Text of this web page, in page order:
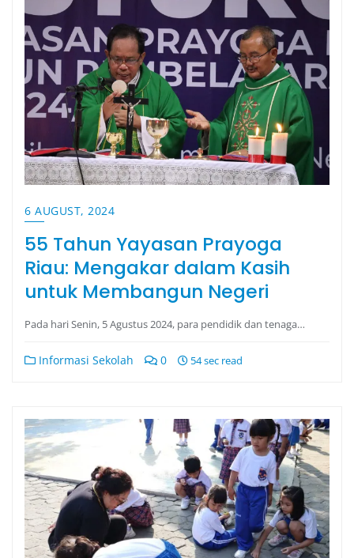
6 AUGUST, 2024
55 Tahun Yayasan Prayoga
Riau: Mengakar dalam Kasih
untuk Membangun Negeri
Pada hari Senin, 5 Agustus 2024, para pendidik dan tenaga…
Informasi Sekolah 0 54 sec read